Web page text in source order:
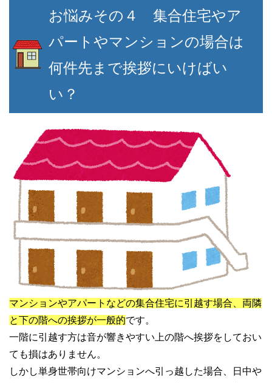
お悩みその４ 集合住宅やア
パートやマンションの場合は
何件先まで挨拶にいけばい
い？
マンションやアパートなどの集合住宅に引越す場合、両隣
と下の階への挨拶が一般的です。
一階に引越す方は音が響きやすい上の階へ挨拶をしておい
ても損はありません。
しかし単身世帯向けマンションへ引っ越した場合、日中や